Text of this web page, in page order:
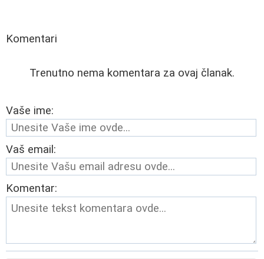
Komentari
Trenutno nema komentara za ovaj članak.
Vaše ime:
Vaš email:
Komentar: